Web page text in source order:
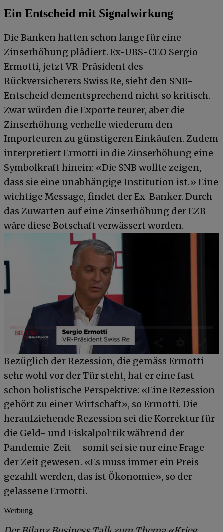
Ein Entscheid mit Signalwirkung
Die Banken hatten schon lange für eine
Zinserhöhung plädiert. Ex-UBS-CEO Sergio
Ermotti, jetzt VR-Präsident des
Rückversicherers Swiss Re, sieht den SNB-
Entscheid dementsprechend nicht so kritisch.
Zwar würden die Exporte teurer, aber die
Zinserhöhung verhelfe wiederum den
Importeuren zu günstigeren Einkäufen. Zudem
interpretiert Ermotti in die Zinserhöhung eine
Symbolkraft hinein: «Die SNB wollte zeigen,
dass sie eine unabhängige Institution ist.» Eine
wichtige Message, findet der Ex-Banker. Durch
das Zuwarten auf eine Zinserhöhung der EZB
wäre diese Botschaft verwässert worden.
0
of
1
minute,
33
Bezüglich der Rezession, die gemäss Ermotti
sehr wohl vor der Tür steht, hat er eine fast
schon holistische Perspektive: «Eine Rezession
gehört zu einer Wirtschaft», so Ermotti. Die
heraufziehende Rezession sei die Korrektur für
die Geld- und Fiskalpolitik während der
Pandemie-Zeit – somit sei sie nur eine Frage
der Zeit gewesen. «Es muss immer ein Preis
gezahlt werden, das ist Ökonomie», so der
gelassene Ermotti.
Werbung